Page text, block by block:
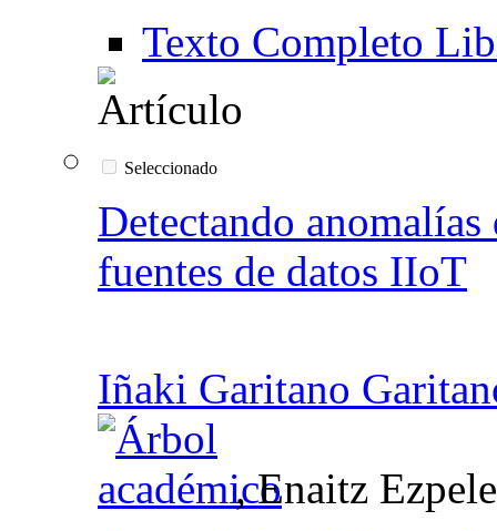
Texto Completo
Seleccionado
Detectando
fuentes de datos IIoT
Iñaki Garitano
, Enaitz